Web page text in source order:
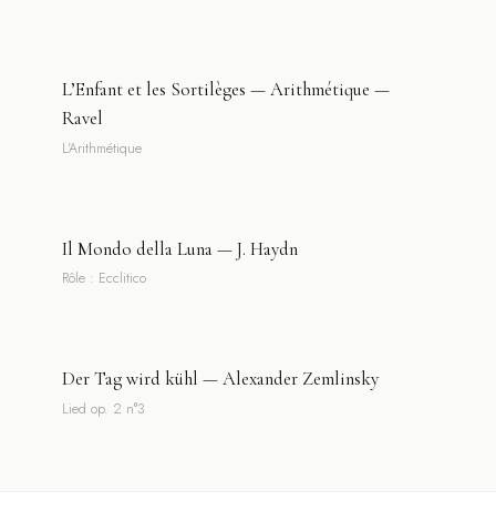
L’Enfant et les Sortilèges — Arithmétique —
Ravel
L'Arithmétique
Il Mondo della Luna — J. Haydn
Rôle : Ecclitico
Der Tag wird kühl — Alexander Zemlinsky
Lied op. 2 n°3